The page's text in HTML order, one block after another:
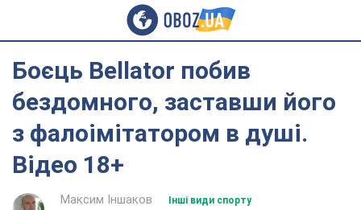
Боєць Bellator побив
бездомного, заставши його
з фалоімітатором в душі.
Відео 18+
Максим Іншаков
Інші види спорту